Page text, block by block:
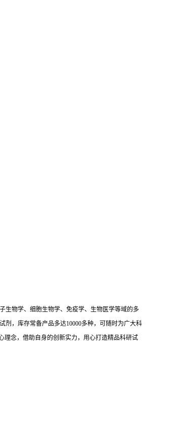
生物学、细胞生物学、免疫学、生物医学等域的多
剂，库存常备产品多达10000多种，可随时为广大科
理念，借助自身的创新实力，用心打造精品科研试